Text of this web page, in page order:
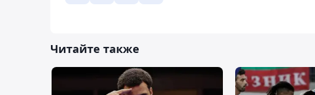
Читайте также